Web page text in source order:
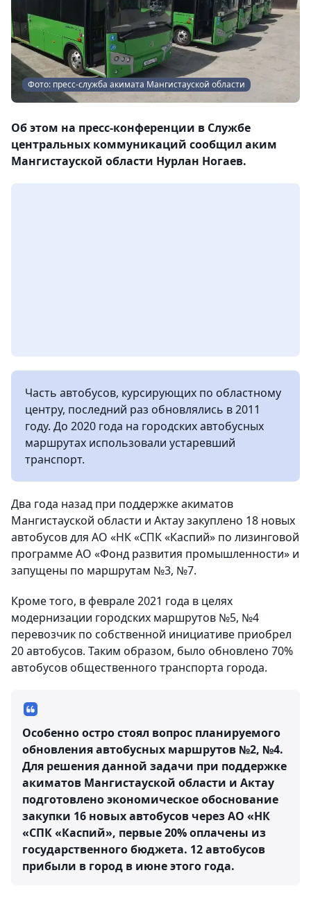
Фото: пресс-служба акимата Мангистауской области
Об этом на пресс-конференции в Службе
центральных коммуникаций сообщил аким
Мангистауской области Нурлан Ногаев.
Часть автобусов, курсирующих по областному
центру, последний раз обновлялись в 2011
году. До 2020 года на городских автобусных
маршрутах использовали устаревший
транспорт.
Два года назад при поддержке акиматов
Мангистауской области и Актау закуплено 18 новых
автобусов для АО «НК «СПК «Каспий» по лизинговой
программе АО «Фонд развития промышленности» и
запущены по маршрутам №3, №7.
Кроме того, в феврале 2021 года в целях
модернизации городских маршрутов №5, №4
перевозчик по собственной инициативе приобрел
20 автобусов. Таким образом, было обновлено 70%
автобусов общественного транспорта города.
Особенно остро стоял вопрос планируемого
обновления автобусных маршрутов №2, №4.
Для решения данной задачи при поддержке
акиматов Мангистауской области и Актау
подготовлено экономическое обоснование
закупки 16 новых автобусов через АО «НК
«СПК «Каспий», первые 20% оплачены из
государственного бюджета. 12 автобусов
прибыли в город в июне этого года.